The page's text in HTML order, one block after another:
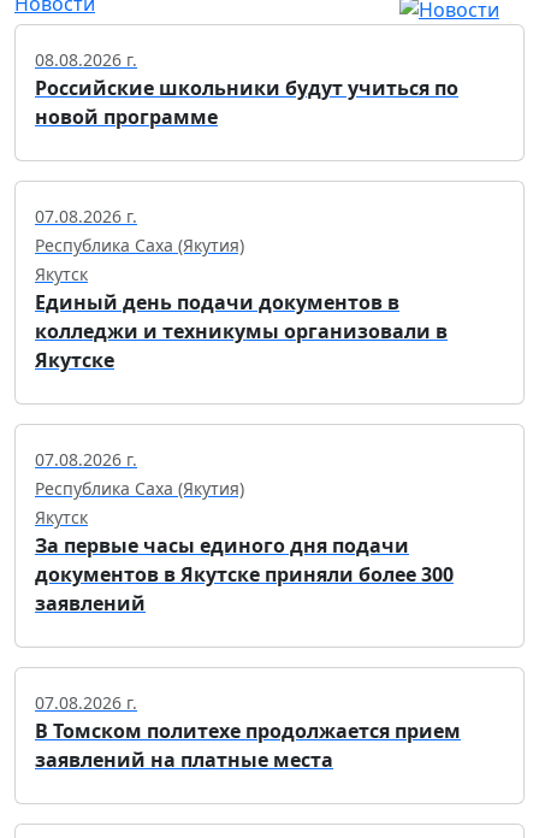
08.08.2026 г.
Российские школьники будут учиться по
новой программе
07.08.2026 г.
Республика Саха (Якутия)
Якутск
Единый день подачи документов в
колледжи и техникумы организовали в
Якутске
07.08.2026 г.
Республика Саха (Якутия)
Якутск
За первые часы единого дня подачи
документов в Якутске приняли более 300
заявлений
07.08.2026 г.
В Томском политехе продолжается прием
заявлений на платные места